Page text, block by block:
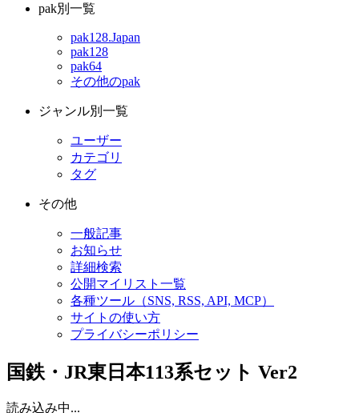
pak別一覧
pak128.Japan
pak128
pak64
その他のpak
ジャンル別一覧
ユーザー
カテゴリ
タグ
その他
一般記事
お知らせ
詳細検索
公開マイリスト一覧
各種ツール（SNS, RSS, API, MCP）
サイトの使い方
プライバシーポリシー
国鉄・JR東日本113系セット Ver2
読み込み中...